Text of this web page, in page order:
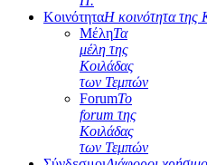
ΚοινότηταΗ κοινότητα της
ΜέληΤα
μέλη της
Κοιλάδας
των Τεμπών
ForumΤο
forum της
Κοιλάδας
των Τεμπών